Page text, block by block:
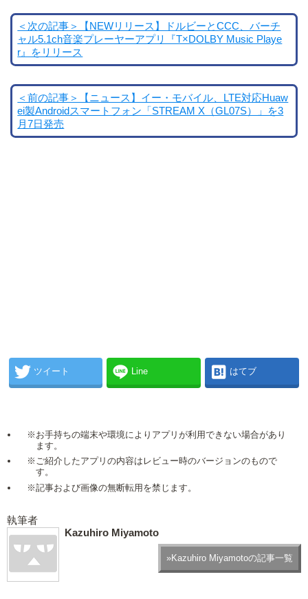
＜次の記事＞【NEWリリース】ドルビーとCCC、バーチ
ャル5.1ch音楽プレーヤーアプリ『T×DOLBY Music Playe
r』をリリース
＜前の記事＞【ニュース】イー・モバイル、LTE対応Huaw
ei製Androidスマートフォン「STREAM X（GL07S）」を3
月7日発売
ツイート Line はてブ
※お手持ちの端末や環境によりアプリが利用できない場合があり
ます。
※ご紹介したアプリの内容はレビュー時のバージョンのもので
す。
※記事および画像の無断転用を禁じます。
執筆者
Kazuhiro Miyamoto
»Kazuhiro Miyamotoの記事一覧